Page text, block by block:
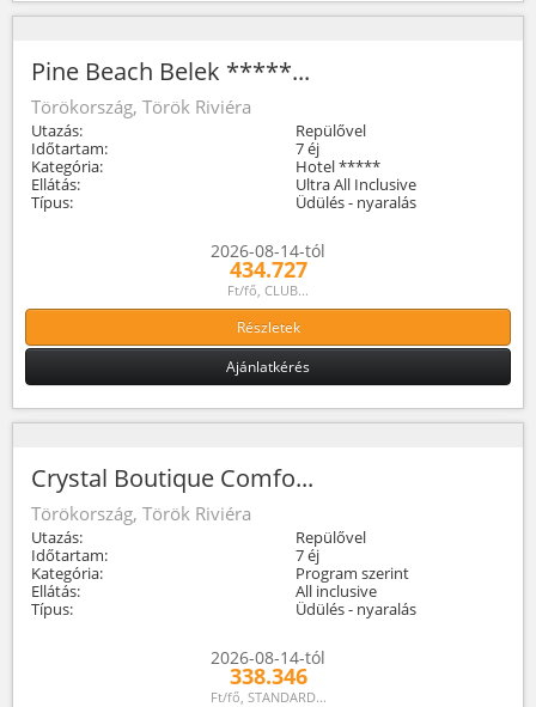
Pine Beach Belek *****...
Törökország, Török Riviéra
Utazás:
Repülővel
Időtartam:
7 éj
Kategória:
Hotel *****
Ellátás:
Ultra All Inclusive
Típus:
Üdülés - nyaralás
2026-08-14-tól
434.727
Ft/fő, CLUB...
Részletek
Ajánlatkérés
Crystal Boutique Comfo...
Törökország, Török Riviéra
Utazás:
Repülővel
Időtartam:
7 éj
Kategória:
Program szerint
Ellátás:
All inclusive
Típus:
Üdülés - nyaralás
2026-08-14-tól
338.346
Ft/fő, STANDARD...